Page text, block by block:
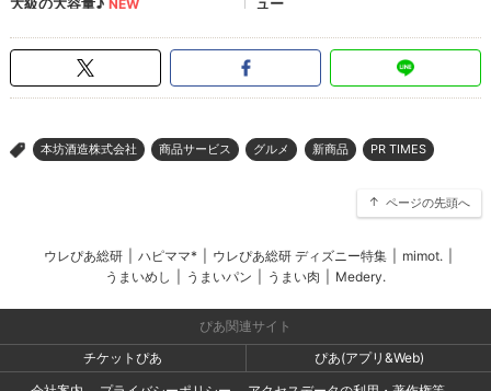
> 本坊酒造株式会社 商品サービス グルメ 新商品 PR TIMES
ページの先頭へ
ウレぴあ総研 ハピママ* ウレぴあ総研 ディズニー特集 mimot.
うまいめし
うまいパン うまい肉 Medery.
ぴあ関連サイト
チケットぴあ
ぴあ(アプリ&Web)